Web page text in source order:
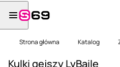
Strona główna Katalog
Kulki gejszy LyBaile